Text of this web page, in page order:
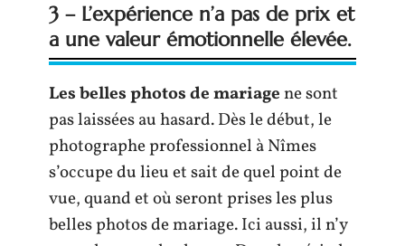
3 – L’expérience n’a pas de prix et
a une valeur émotionnelle élevée.
Les belles photos de mariagene sont
pas laissées au hasard. Dès le début, le
photographe professionnel à Nîmes
s’occupe du lieu et sait de quel point de
vue, quand et où seront prises les plus
belles photos de mariage. Ici aussi, il n’y